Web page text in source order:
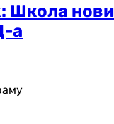
Школа
а